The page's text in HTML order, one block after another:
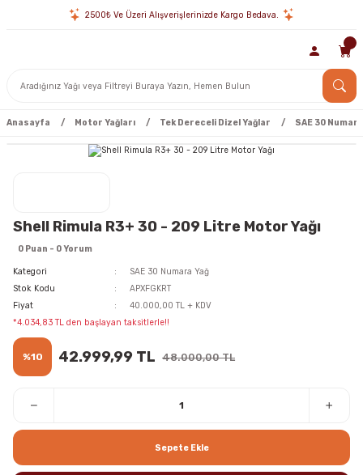
2500₺ Ve Üzeri Alışverişlerinizde Kargo Bedava.
Anasayfa Motor Yağları Tek Dereceli Dizel Yağlar SAE 30
Shell Rimula R3+ 30 - 209 Litre Motor Yağı
0 Puan - 0 Yorum
Kategori
SAE 30 Numara Yağ
Stok Kodu
APXFGKRT
Fiyat
40.000,00 TL + KDV
*4.034,83 TL den başlayan taksitlerle!!
%10 42.999,99 TL 48.000,00 TL
Sepete Ekle